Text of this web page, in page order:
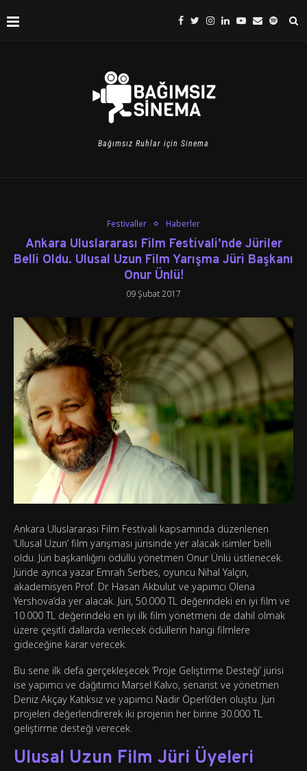
Bağımsız Ruhlar için Sinema
Festivaller Haberler
Ankara Uluslararası Film Festivali’nde Jüriler
Belli Oldu. Ulusal Uzun Film Yarışma Jüri Başkanı
Onur Ünlü!
09 Şubat 2017
Ankara Uluslararası Film Festivali kapsamında düzenlenen
‘Ulusal Uzun’ film yarışması jürisinde yer alacak isimler belli
oldu. Jüri başkanlığını ödüllü yönetmen Onur Ünlü üstlenecek.
Jüride ayrıca yazar Emrah Serbes, oyuncu Nihal Yalçın,
akademisyen Prof. Dr. Hasan Akbulut ve yapımcı Olena
Yershova’da yer alacak. Jüri, 50.000 TL değerindeki en iyi film ve
10.000 TL değerindeki en iyi ilk film yönetmeni de dahil olmak
üzere çeşitli dallarda verilecek ödüllerin hangi filmlere
gideceğine karar verecek.
Bu sene ilk defa gerçekleşecek ‘Proje Geliştirme Desteği’ jürisi
ise yapımcı ve dağıtımcı Marsel Kalvo, senarist ve yönetmen
Deniz Akçay Katıksız ve yapımcı Nadir Öperli’den oluştu. Jüri
projeleri değerlendirerek iki projenin her birine 30.000 TL
geliştirme desteği verecek.
Ulusal Uzun Film Jüri Üyeleri